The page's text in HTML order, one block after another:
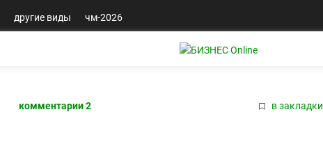
другие виды чм-2026
комментарии 2 в закладки